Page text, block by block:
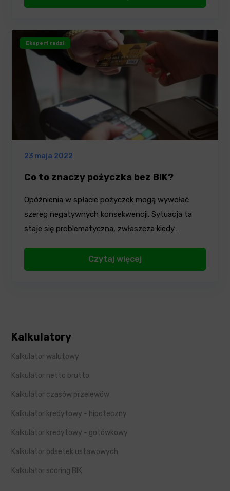
Ekspert radzi
23 maja 2022
Co to znaczy pożyczka bez BIK?
Opóźnienia w spłacie pożyczek mogą wywołać
szereg negatywnych konsekwencji. Sytuacja ta
staje się problematyczna, zwłaszcza kiedy…
Czytaj więcej
Kalkulatory
Kalkulator walutowy
Kalkulator netto brutto
Kalkulator czasów przelewów
Kalkulator kredytowy - hipoteczny
Kalkulator kredytowy - gotówkowy
Kalkulator odsetek ustawowych
Kalkulator scoring BIK